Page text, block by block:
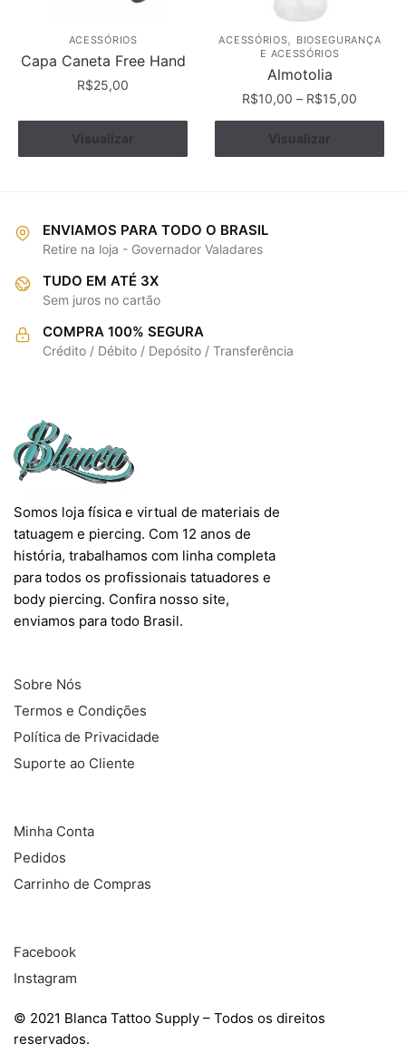
página
do
produto
ACESSÓRIOS
Capa Caneta Free Hand
R$25,00
Ver opções
Este
produto
As
opções
podem
ser
na
página
Visualizar
ACESSÓRIOS, BIOSEGURANÇA
E ACESSÓRIOS
Almotolia
R$10,00 – R$15,00
Ver opções
Este
produto
Visualizar
ENVIAMOS PARA TODO O BRASIL
Retire na loja - Governador Valadares
TUDO EM ATÉ 3X
Sem juros no cartão
COMPRA 100% SEGURA
Crédito / Débito / Depósito / Transferência
Somos loja física e virtual de materiais de
tatuagem e piercing. Com 12 anos de
história, trabalhamos com linha completa
para todos os profissionais tatuadores e
body piercing. Confira nosso site,
enviamos para todo Brasil.
Sobre Nós
Termos e Condições
Política de Privacidade
Suporte ao Cliente
Minha Conta
Pedidos
Carrinho de Compras
Facebook
Instagram
© 2021 Blanca Tattoo Supply – Todos os direitos
reservados.